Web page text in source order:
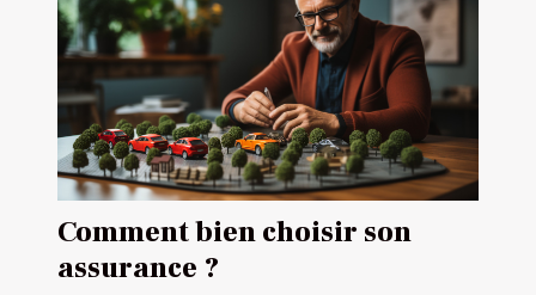
Comment bien choisir son
assurance ?